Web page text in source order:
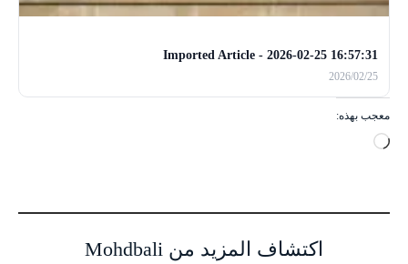
Imported Article - 2026-02-25 16:57:31
2026/02/25
معجب بهذه:
ج
اكتشاف المزيد من Mohdbali